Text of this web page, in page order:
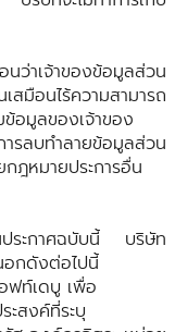
าเจ้าของข้อมูลส่วน
สมือนไร้ความสามารถ
อมูลของเจ้าของ
รลบทำลายข้อมูลส่วน
ฎหมายประการอื่น
นประกาศฉบับนี้ บริษัท
อกดังต่อไปนี้
ท์เดบู เพื่อ
ะสงค์ที่ระบุ